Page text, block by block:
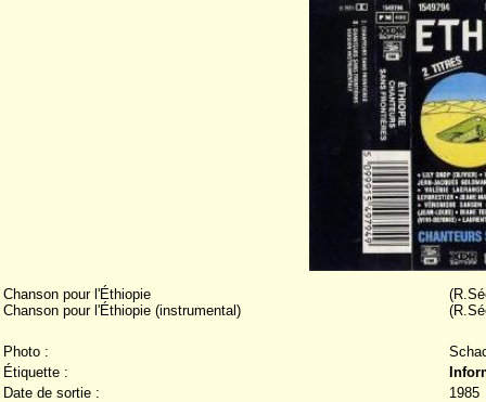
Chanson pour l'Éthiopie
Chanson pour l'Éthiopie (instrumental)
Photo :
Étiquette :
Date de sortie :
1985